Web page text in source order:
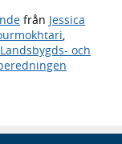
från Jessica
Landsbygds- och